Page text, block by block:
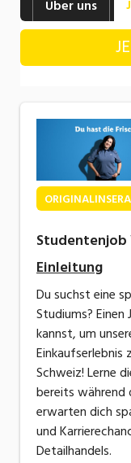
Industrie,
Produktion
Informatik,
Marketing,
Mechanik,
Medizin,
Sicherheit,
Verkauf,
Über uns
Einleitung
Du suchst eine
Studiums?
kannst, um
Einkaufserlebnis
Schweiz! Lerne
bereits während
erwarten dich
und
Detailhandels.